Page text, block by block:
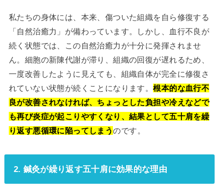
私たちの身体には、本来、傷ついた組織を自ら修復する
「自然治癒力」が備わっています。しかし、血行不良が
続く状態では、この自然治癒力が十分に発揮されませ
ん。細胞の新陳代謝が滞り、組織の回復が遅れるため、
一度改善したように見えても、組織自体が完全に修復さ
れていない状態が続くことになります。根本的な血行不
良が改善されなければ、ちょっとした負担や冷えなどで
も再び炎症が起こりやすくなり、結果として五十肩を繰
り返す悪循環に陥ってしまうのです。
2. 鍼灸が繰り返す五十肩に効果的な理由